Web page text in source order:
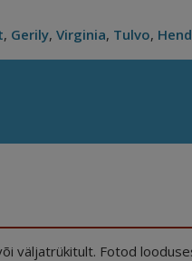
, Gerily, Virginia, Tulvo,
väljatrükitult. Fotod